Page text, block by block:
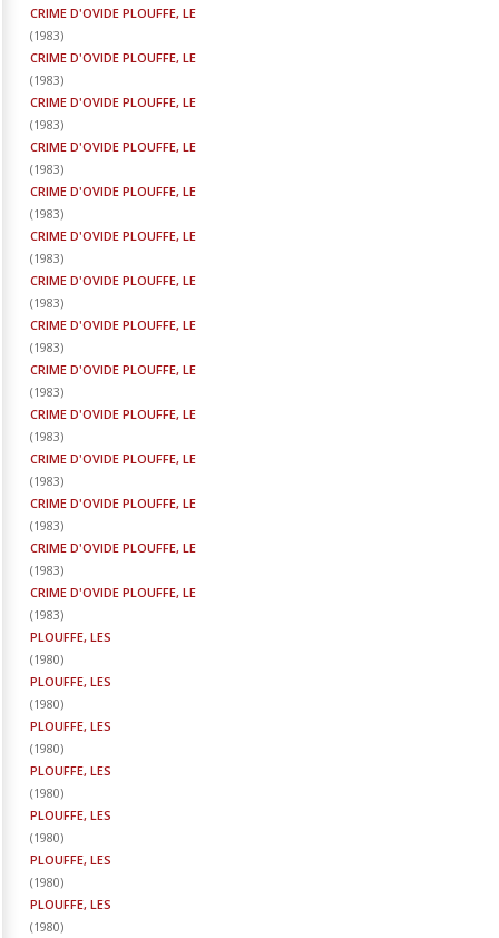
CRIME D'OVIDE PLOUFFE, LE
(1983)
CRIME D'OVIDE PLOUFFE, LE
(1983)
CRIME D'OVIDE PLOUFFE, LE
(1983)
CRIME D'OVIDE PLOUFFE, LE
(1983)
CRIME D'OVIDE PLOUFFE, LE
(1983)
CRIME D'OVIDE PLOUFFE, LE
(1983)
CRIME D'OVIDE PLOUFFE, LE
(1983)
CRIME D'OVIDE PLOUFFE, LE
(1983)
CRIME D'OVIDE PLOUFFE, LE
(1983)
CRIME D'OVIDE PLOUFFE, LE
(1983)
CRIME D'OVIDE PLOUFFE, LE
(1983)
CRIME D'OVIDE PLOUFFE, LE
(1983)
CRIME D'OVIDE PLOUFFE, LE
(1983)
CRIME D'OVIDE PLOUFFE, LE
(1983)
PLOUFFE, LES
(1980)
PLOUFFE, LES
(1980)
PLOUFFE, LES
(1980)
PLOUFFE, LES
(1980)
PLOUFFE, LES
(1980)
PLOUFFE, LES
(1980)
PLOUFFE, LES
(1980)